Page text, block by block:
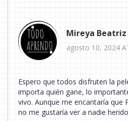
Mireya
agosto 10, 2024
Espero que todos disfruten la
importa quién gane, lo
vivo. Aunque me encantaría que
no me gustaría ver a nadie